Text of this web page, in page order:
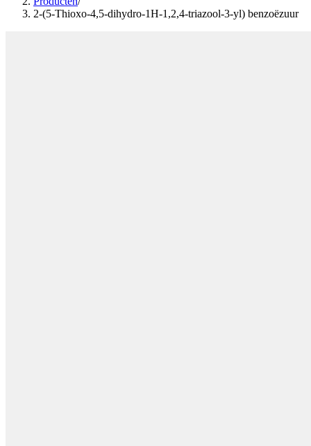
2-(5-Thioxo-4,5-dihydro-1H-1,2,4-triazool-3-yl) benzoëzuur